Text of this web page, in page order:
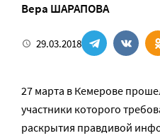
Вера ШАРАПОВА
29.03.2018
27 марта в Кемерове
участники которого
раскрытия правдивой